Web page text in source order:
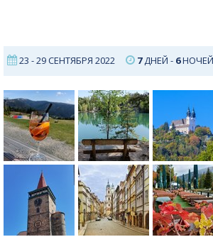
23 - 29 СЕНТЯБРЯ 2022 7ДНЕЙ - 6НОЧЕЙ